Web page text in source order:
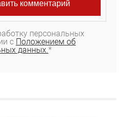
персональных
с Положением об
данных.*